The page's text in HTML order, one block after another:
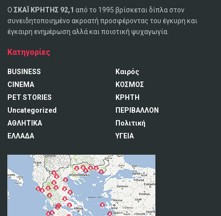
Ο ΣΚΑΪ ΚΡΗΤΗΣ 92,1 από το 1995 βρίσκεται δίπλα στον
συνειδητοποιημένο ακροατή προσφέροντας του έγκυρη και
έγκαιρη ενημέρωση αλλά και ποιοτική ψυχαγωγία.
Κατηγορίες
BUSINESS
CINEMA
PET STORIES
Uncategorized
ΑΘΛΗΤΙΚΑ
ΕΛΛΑΔΑ
Καιρός
ΚΟΣΜΟΣ
ΚΡΗΤΗ
ΠΕΡΙΒΑΛΛΟΝ
Πολιτική
ΥΓΕΙΑ